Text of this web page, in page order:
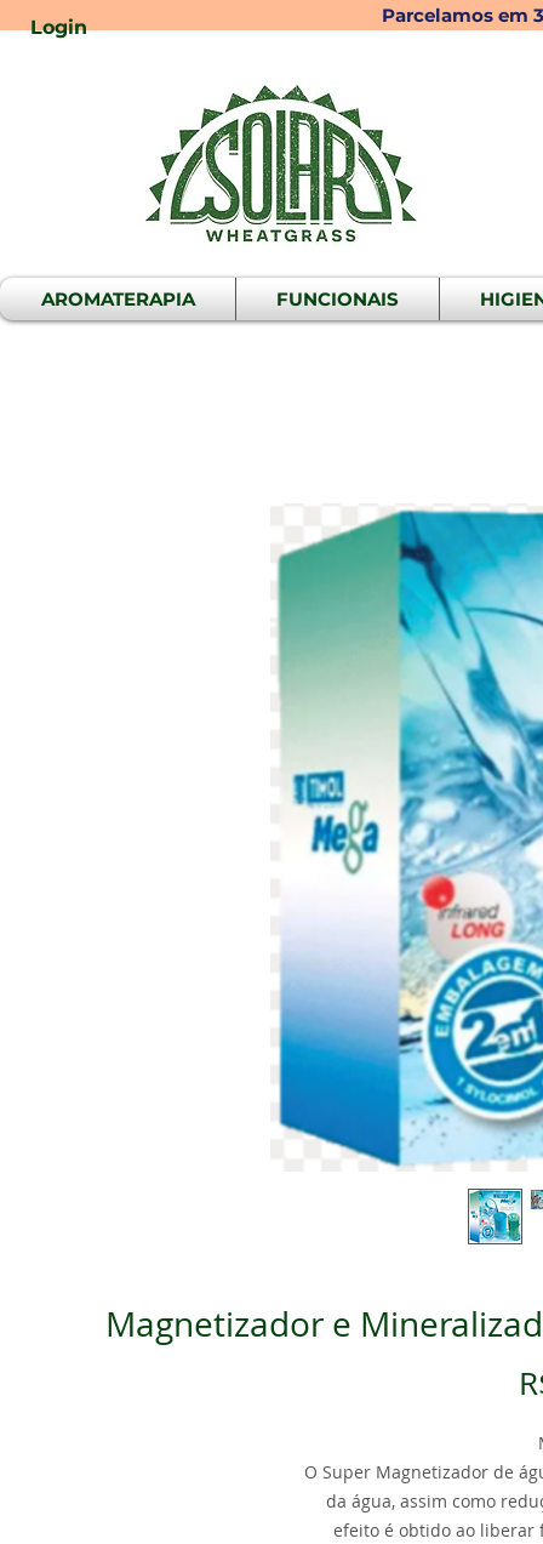
Parcelamos em
Login
AROMATERAPIA FUNCIONAIS
Magnetizador e
O Super Magnetizador de
da água, assim como
efeito é obtido ao liberar